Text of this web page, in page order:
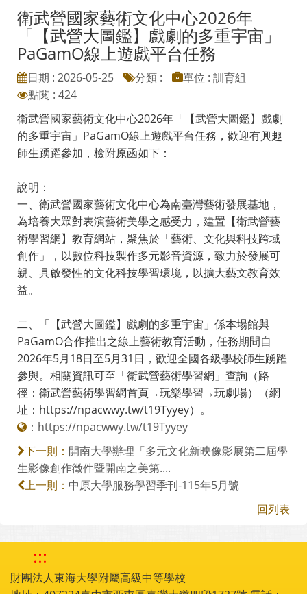
衛武營國家藝術文化中心2026年
「【武營大圖鑑】戲劇的多重宇宙」
PaGamO線上遊戲平台任務
日期 : 2026-05-25 分類 :
單位 : 訓育組
點閱 : 424
衛武營國家藝術文化中心2026年「【武營大圖鑑】戲劇
的多重宇宙」PaGamO線上遊戲平台任務，歡迎有興趣
師生踴躍參加，檢附原函如下：
說明：
一、衛武營國家藝術文化中心為南臺灣藝術發展基地，
為培養大眾對表演藝術美學之感受力，建置【衛武營藝
術學習網】教育網站，聚焦於「藝術、文化與科技跨域
創作」，以數位科技製作多元影音資源，致力於發展可
親、具啟發性的文化科技學習環境，以擴大藝文教育效
益。
二、「【武營大圖鑑】戲劇的多重宇宙」係本場館與
PaGamO合作推出之線上藝術教育活動，任務期間自
2026年5月18日至5月31日，歡迎全國各級學校師生踴躍
參與。相關資訊可至「衛武營藝術學習網」查詢（路
徑：衛武營藝術學習網首頁→玩樂學習→玩劇場）（網
址：https://npacwwy.tw/t19Tyyey）。
： https://npacwwy.tw/t19Tyyey
下一則： 開南大學辦理「多元文化新映像影展第二屆學
生影像創作徵件暨開南之美第....
上一則： 中原大學服務學習季刊-115年5月號
回列表
:::
財團法人東海大學附屬高級中等學校